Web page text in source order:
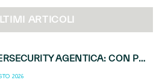
ARTICOLI
CYBERSECURITY AGENTICA: CON PERCEPTION E MAI-CYBER-1-FLASH MICROSOFT APRE NUOVI SERVIZI PER IL CANALE
2026